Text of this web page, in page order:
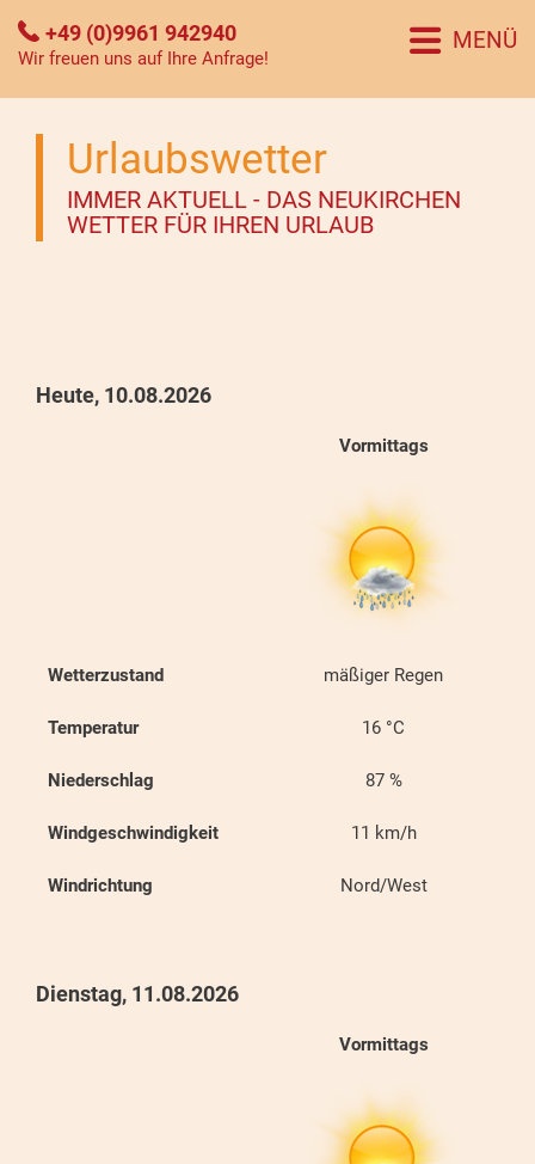
+49 (0)9961 942940
Wir freuen uns auf Ihre Anfrage!
MENÜ
Urlaubswetter
IMMER AKTUELL - DAS NEUKIRCHEN
WETTER FÜR IHREN URLAUB
Heute, 10.08.2026
Vormittags
Wetterzustand mäßiger Regen
Temperatur 16 °C
Niederschlag 87 %
Windgeschwindigkeit 11 km/h
Windrichtung Nord/West
Dienstag, 11.08.2026
Vormittags